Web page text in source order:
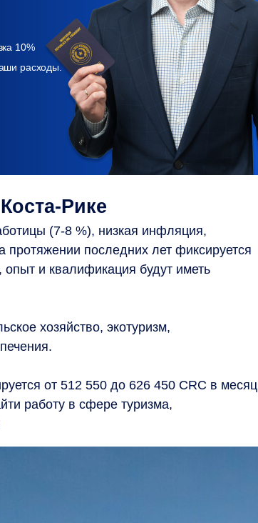
10%
расходы.
Рике
(7-8 %), низкая инфляция,
последних лет фиксируется
и квалификация будут иметь
хозяйство, экотуризм,
от 512 550 до 626 450 CRC в месяц
работу в сфере туризма,